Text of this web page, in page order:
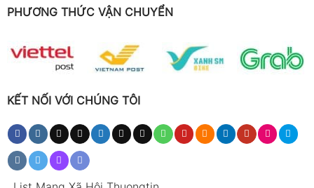
PHƯƠNG THỨC VẬN CHUYỂN
KẾT NỐI VỚI CHÚNG TÔI